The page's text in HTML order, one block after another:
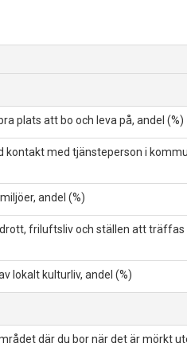
plats att bo och leva på, andel (%)
kontakt med tjänsteperson i
andel (%)
friluftsliv och ställen att träffas
lokalt kulturliv, andel (%)
där du bor när det är mörkt